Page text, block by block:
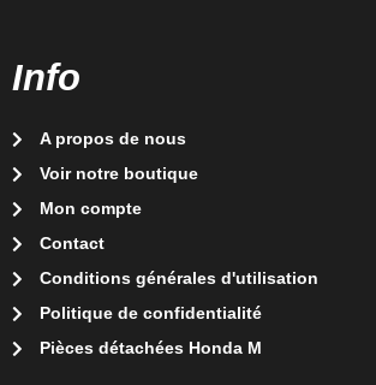
Info
A propos de nous
Voir notre boutique
Mon compte
Contact
Conditions générales d'utilisation
Politique de confidentialité
Pièces détachées Honda M